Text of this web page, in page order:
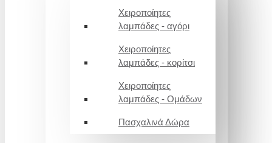
Χειροποίητες
λαμπάδες - αγόρι
Χειροποίητες
λαμπάδες - κορίτσι
Χειροποίητες
λαμπάδες - Ομάδων
Πασχαλινά Δώρα